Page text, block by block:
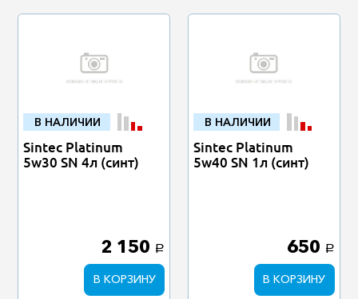
В НАЛИЧИИ
Sintec Platinum
5w30 SN 4л (синт)
2 150 a
В КОРЗИНУ
В НАЛИЧИИ
Sintec Platinum
5w40 SN 1л (синт)
650 a
В КОРЗИНУ